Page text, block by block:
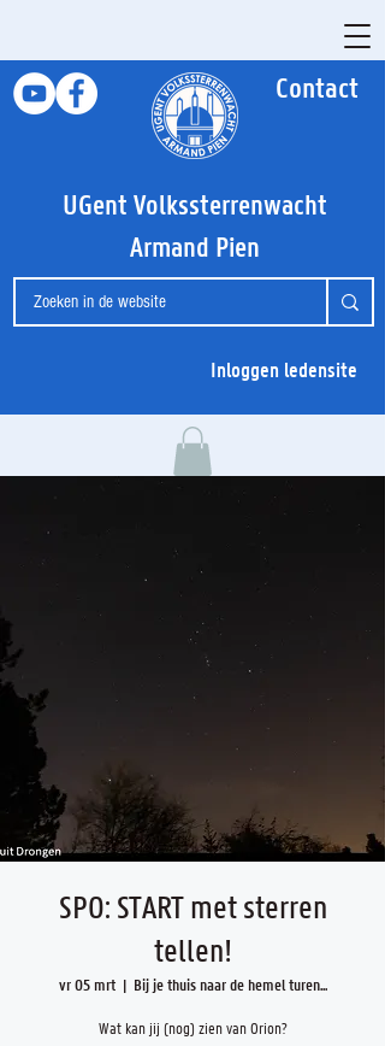
Contact
UGent Volkssterrenwacht
Armand Pien
Inloggen ledensite
SPO: START met sterren
tellen!
vr 05 mrt
  |
Bij je thuis naar de hemel turen...
Wat kan jij (nog) zien van Orion?